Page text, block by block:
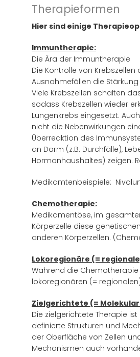
Therapieformen
Hier sind einige
Immuntherapie:
Die Ära der Immuntherapie
Die Kontrolle von
Ausnahmefällen die
Viele Krebszellen schalten
sodass Krebszellen wieder
Lungenkrebs eingesetzt.
nicht die Nebenwirkungen
Überreaktion des
an Darm (z.B. Durchfälle),
Hormonhaushaltes) zeigen.
Medikamtenbeispiele:
Chemotherapie:
Medikamentöse, im
Körperzelle diese
anderen Körperzellen.
Lokoregionäre (=
Während die
lokoregionären (=
Zielgerichtete (=
Die zielgerichtete Therapie
definierte Strukturen und
der Oberfläche von Zellen
Mechanismen auch